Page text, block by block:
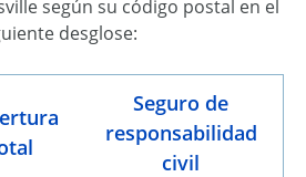
según su código postal en el
desglose:
Seguro de
responsabilidad
civil